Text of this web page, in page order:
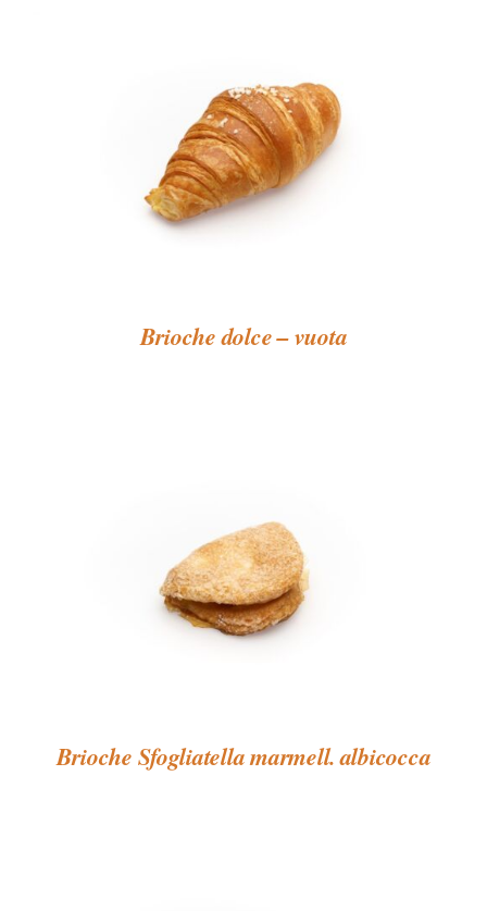
Brioche dolce – vuota
Brioche Sfogliatella marmell. albicocca